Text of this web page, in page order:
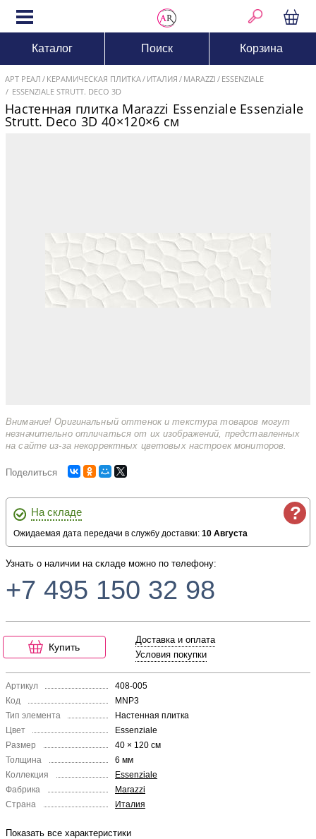
Каталог Поиск Корзина
АРТ РЕАЛ КЕРАМИЧЕСКАЯ ПЛИТКА ИТАЛИЯ MARAZZI
ESSENZIALE
ESSENZIALE STRUTT. DECO 3D
Настенная плитка Marazzi Essenziale Essenziale
Strutt. Deco 3D 40×120×6 см
Внимание! Оригинальный оттенок и текстура товаров могут
незначительно отличаться от их изображений, представленных
на сайте из-за некорректных цветовых настроек мониторов.
Поделиться
?
На складе
Ожидаемая дата передачи в службу доставки: 10 Августа
Узнать о наличии на складе можно по телефону:
+7 495 150 32 98
Купить
Доставка и оплата
Условия покупки
Артикул
408-005
Код
MNP3
Тип элемента
Настенная плитка
Цвет
Essenziale
Размер
40 × 120 см
Толщина
6 мм
Коллекция
Essenziale
Фабрика
Marazzi
Страна
Италия
Показать все характеристики